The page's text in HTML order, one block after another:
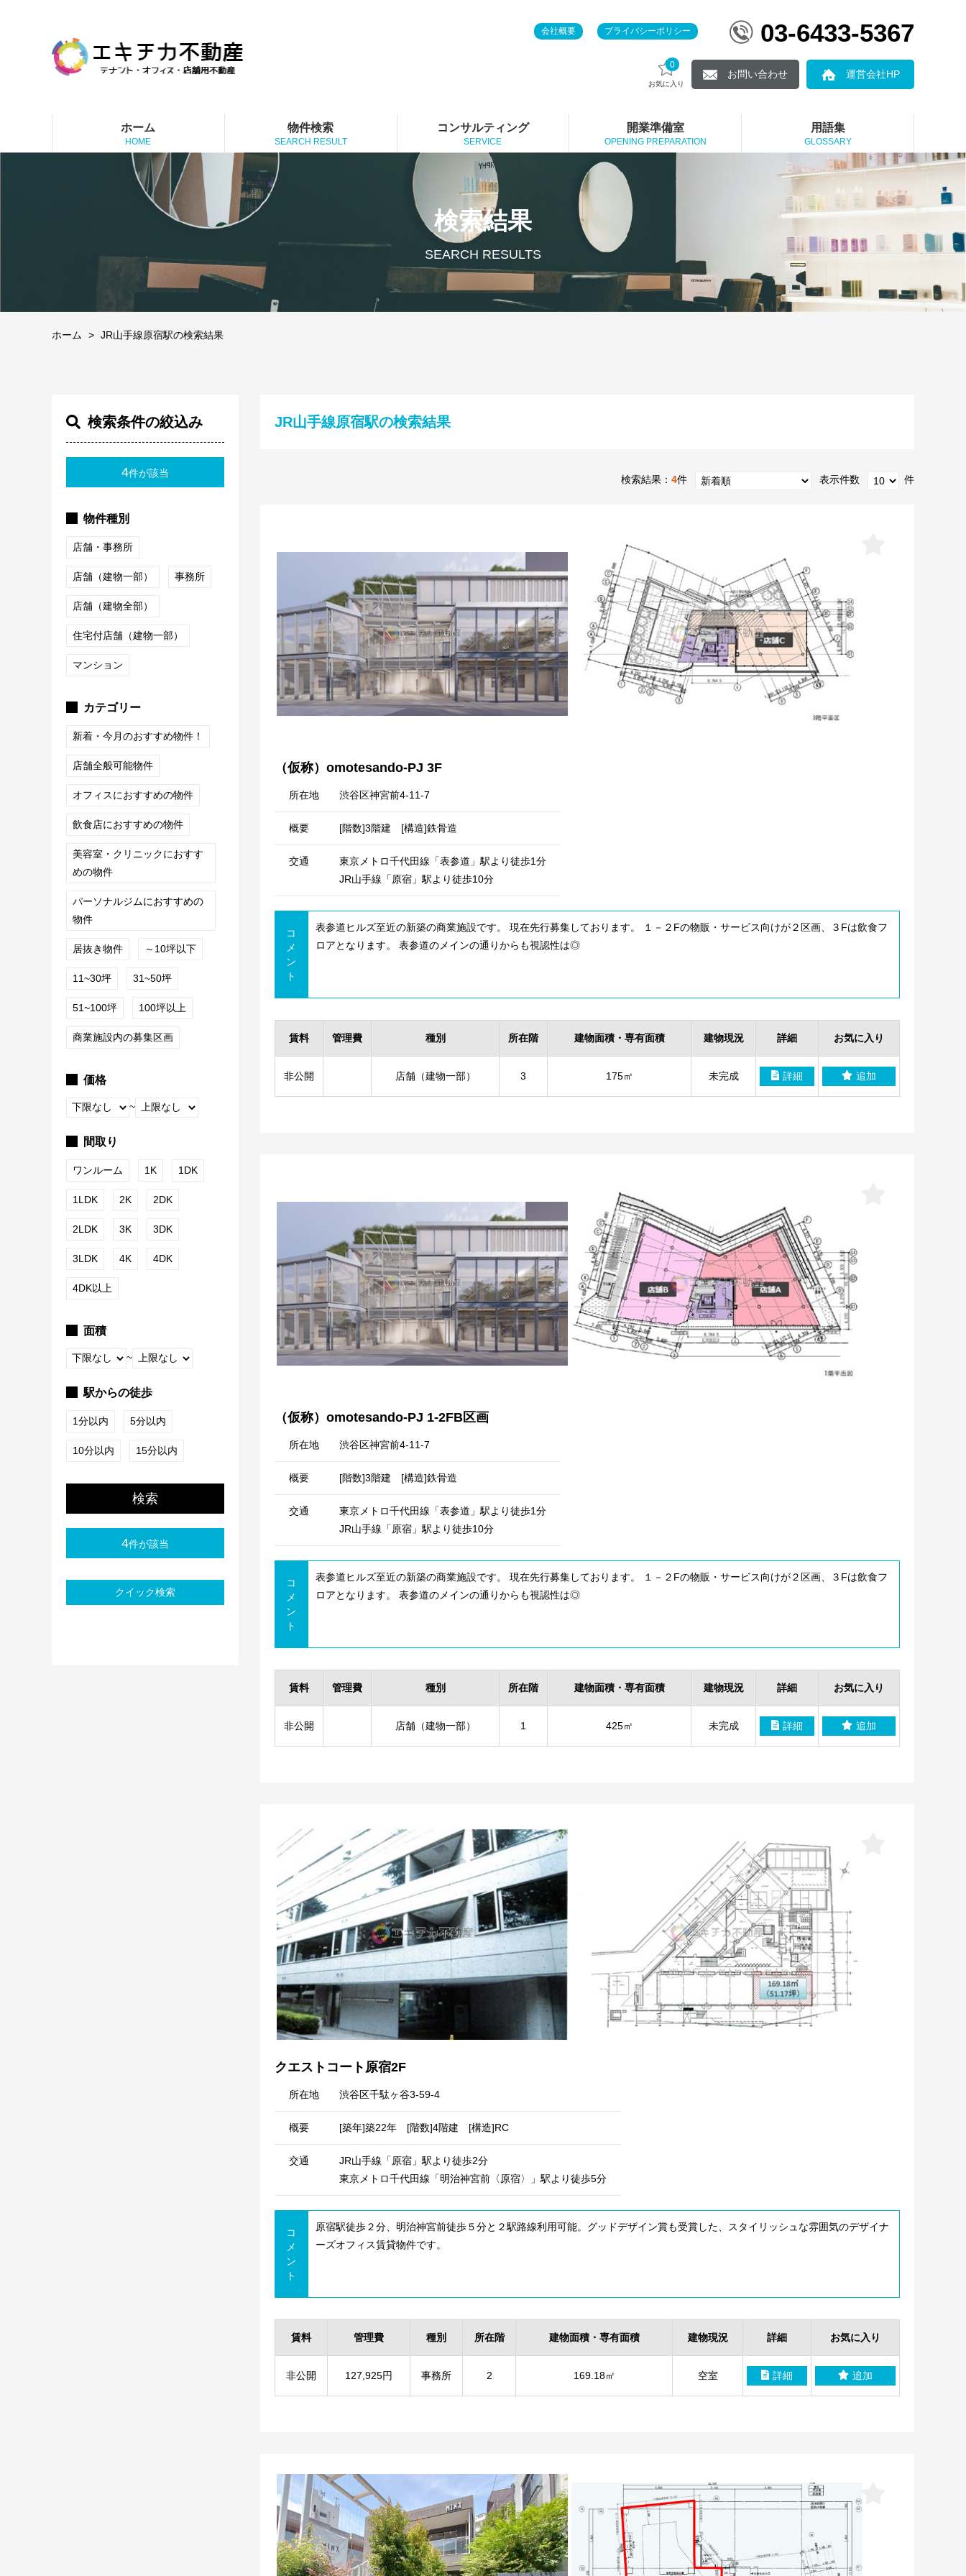
会社概要 プライバシーポリシー 03-6433-5367
0
お気に入り
お問い合わせ 運営会社HP
ホーム
HOME
物件検索
SEARCH RESULT
コンサルティング
SERVICE
開業準備室
OPENING PREPARATION
用語集
GLOSSARY
検索結果
SEARCH RESULTS
ホーム JR山手線原宿駅の検索結果
検索条件の絞込み
4件が該当
物件種別
店舗・事務所
店舗（建物一部） 事務所
店舗（建物全部）
住宅付店舗（建物一部）
マンション
カテゴリー
新着・今月のおすすめ物件！
店舗全般可能物件
オフィスにおすすめの物件
飲食店におすすめの物件
美容室・クリニックにおすす
めの物件
パーソナルジムにおすすめの
物件
居抜き物件 ～10坪以下
11~30坪 31~50坪
51~100坪 100坪以上
商業施設内の募集区画
価格
~
間取り
ワンルーム 1K 1DK
1LDK 2K 2DK
2LDK 3K 3DK
3LDK 4K 4DK
4DK以上
面積
~
駅からの徒歩
1分以内 5分以内
10分以内 15分以内
検索
4件が該当
クイック検索
JR山手線原宿駅の検索結果
検索結果： 4件 表示件数 件
（仮称）omotesando-PJ 3F
所在地 渋谷区神宮前4-11-7
概要 [階数]3階建 [構造]鉄骨造
交通
東京メトロ千代田線「表参道」駅より徒歩1分
JR山手線「原宿」駅より徒歩10分
コ
メ
ン
ト
表参道ヒルズ至近の新築の商業施設です。 現在先行募集しております。 １－２Fの物販・サービス向けが２区画、３Fは飲食フ
ロアとなります。 表参道のメインの通りからも視認性は◎
賃料 管理費 種別 所在階 建物面積・専有面積 建物現況 詳細 お気に入り
非公開 店舗（建物一部） 3 175㎡ 未完成 詳細 追加
（仮称）omotesando-PJ 1-2FB区画
所在地 渋谷区神宮前4-11-7
概要 [階数]3階建 [構造]鉄骨造
交通
東京メトロ千代田線「表参道」駅より徒歩1分
JR山手線「原宿」駅より徒歩10分
コ
メ
ン
ト
表参道ヒルズ至近の新築の商業施設です。 現在先行募集しております。 １－２Fの物販・サービス向けが２区画、３Fは飲食フ
ロアとなります。 表参道のメインの通りからも視認性は◎
賃料 管理費 種別 所在階 建物面積・専有面積 建物現況 詳細 お気に入り
非公開 店舗（建物一部） 1 425㎡ 未完成 詳細 追加
クエストコート原宿2F
所在地 渋谷区千駄ヶ谷3-59-4
概要 [築年]築22年 [階数]4階建 [構造]RC
交通
JR山手線「原宿」駅より徒歩2分
東京メトロ千代田線「明治神宮前〈原宿〉」駅より徒歩5分
コ
メ
ン
ト
原宿駅徒歩２分、明治神宮前徒歩５分と２駅路線利用可能。グッドデザイン賞も受賞した、スタイリッシュな雰囲気のデザイナ
ーズオフィス賃貸物件です。
賃料 管理費 種別 所在階 建物面積・専有面積 建物現況 詳細 お気に入り
非公開 127,925円 事務所 2 169.18㎡ 空室 詳細 追加